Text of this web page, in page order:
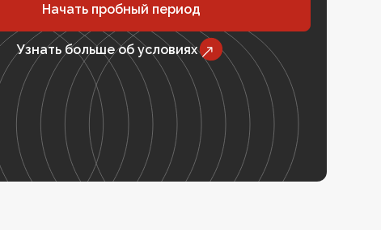
Начать пробный период
Узнать больше об условиях